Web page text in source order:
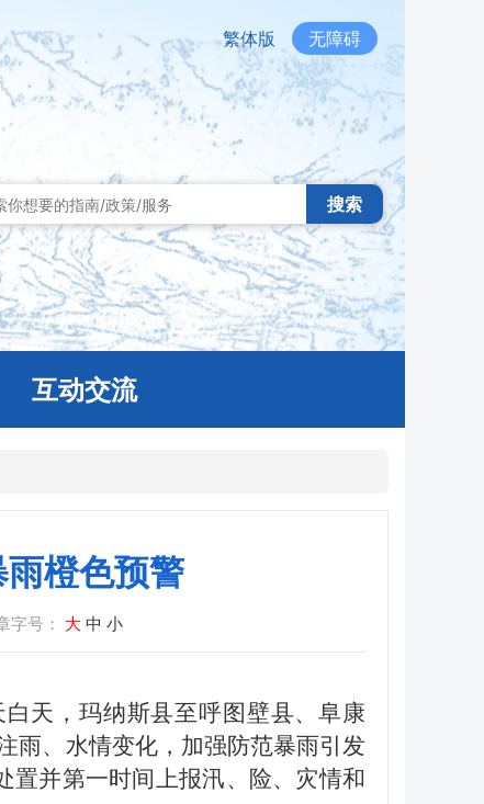
繁体版 无障碍
搜索
互动交流
橙色预警
字号： 大 中 小
天，玛纳斯县至呼图壁县、阜康
雨、水情变化，加强防范暴雨引发
置并第一时间上报汛、险、灾情和